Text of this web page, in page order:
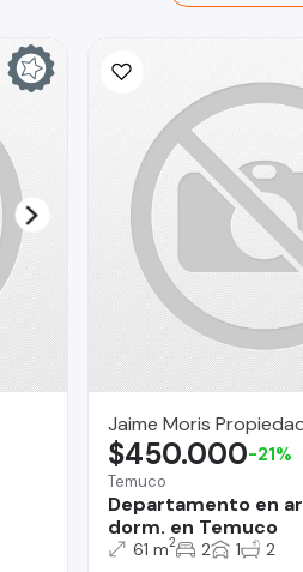
Jaime Moris
Temuco
Departamento en
dorm. en Temuco
$450.000-21%
61 m2 2 1 2